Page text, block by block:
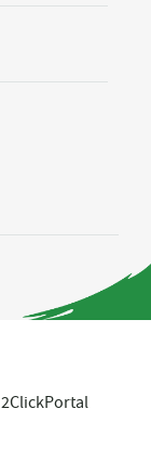
2ClickPortal